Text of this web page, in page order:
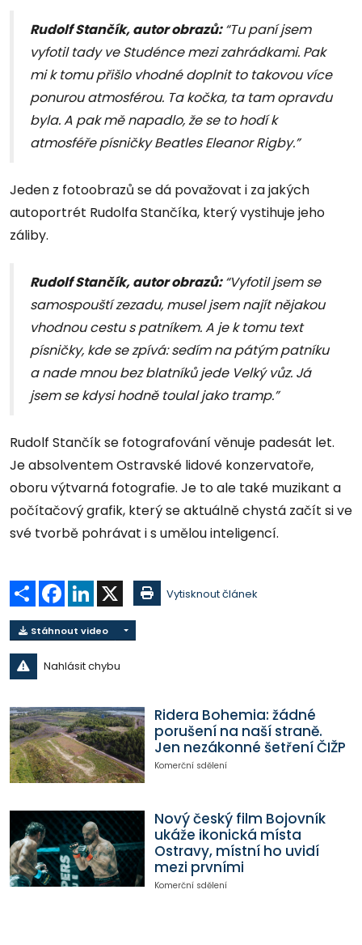
Rudolf Stančík, autor obrazů:“Tu paní jsem
vyfotil tady ve Studénce mezi zahrádkami. Pak
mi k tomu přišlo vhodné doplnit to takovou více
ponurou atmosférou. Ta kočka, ta tam opravdu
byla. A pak mě napadlo, že se to hodí k
atmosféře písničky Beatles Eleanor Rigby.”
Jeden z fotoobrazů se dá považovat i za jakých
autoportrét Rudolfa Stančíka, který vystihuje jeho
záliby.
Rudolf Stančík, autor obrazů:“Vyfotil jsem se
samospouští zezadu, musel jsem najít nějakou
vhodnou cestu s patníkem. A je k tomu text
písničky, kde se zpívá: sedím na pátým patníku
a nade mnou bez blatníků jede Velký vůz. Já
jsem se kdysi hodně toulal jako tramp.”
Rudolf Stančík se fotografování věnuje padesát let.
Je absolventem Ostravské lidové konzervatoře,
oboru výtvarná fotografie. Je to ale také muzikant a
počítačový grafik, který se aktuálně chystá začít si ve
své tvorbě pohrávat i s umělou inteligencí.
Sdílet Facebook
LinkedIn Vytisknout článek
Stáhnout video
Nahlásit chybu
Ridera Bohemia: žádné
porušení na naší straně.
Jen nezákonné šetření ČIŽP
Komerční sdělení
Nový český film Bojovník
ukáže ikonická místa
Ostravy, místní ho uvidí
mezi prvními
Komerční sdělení